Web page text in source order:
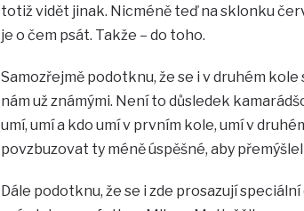
totiž vidět jinak. Nicméně teď na sklonku
je o čem psát. Takže – do toho.
Samozřejmě podotknu, že se i v druhém
nám už známými. Není to důsledek
umí, umí a kdo umí v prvním kole, umí v
povzbuzovat ty méně úspěšné, aby
Dále podotknu, že se i zde prosazují